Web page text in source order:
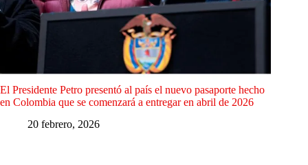
El Presidente Petro presentó al país el nuevo pasaporte hecho
en Colombia que se comenzará a entregar en abril de 2026
20 febrero, 2026